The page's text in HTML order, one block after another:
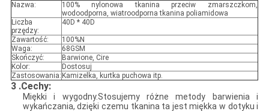
Nazwa:
100% nylonowa tkanina przeciw zmarszczkom,
wodoodporna, wiatroodporna tkanina poliamidowa
Liczba
przędzy:
40D * 40D
Zawartość:
100%N
Waga:
68GSM
Skończyć:
Barwione, Cire
Kolor:
Dostosuj
Zastosowania: Kamizelka, kurtka puchowa itp.
3 .Cechy:
Miękki i wygodny.Stosujemy różne metody barwienia i
wykańczania, dzięki czemu tkanina ta jest miękka w dotyku i